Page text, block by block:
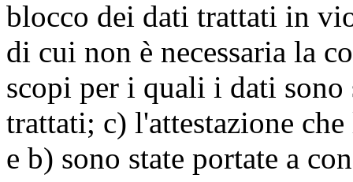
blocco dei dati trattati in
di cui non è necessaria la
scopi per i quali i dati sono
trattati; c) l'attestazione
e b) sono state portate a